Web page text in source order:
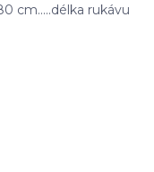
cm.....délka rukávu